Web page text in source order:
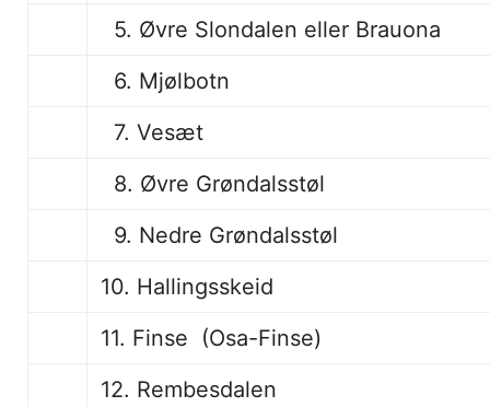
5. Øvre Slondalen eller Brauona
6. Mjølbotn
7. Vesæt
8. Øvre Grøndalsstøl
9. Nedre Grøndalsstøl
10. Hallingsskeid
11. Finse (Osa-Finse)
12. Rembesdalen